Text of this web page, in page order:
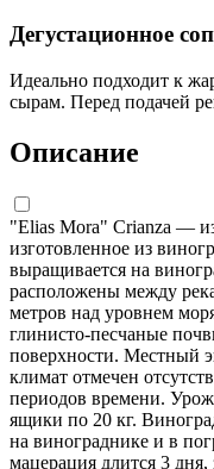
Дегустационное
Идеально подходит к
сырам. Перед подачей
Описание
"Elias Mora" Crianza —
изготовленное из
выращивается на
расположены между
метров над уровнем
глинисто-песчаные
поверхности. Местный
климат отмечен
периодов времени.
ящики по 20 кг.
на винограднике и в
мацерация длится 3